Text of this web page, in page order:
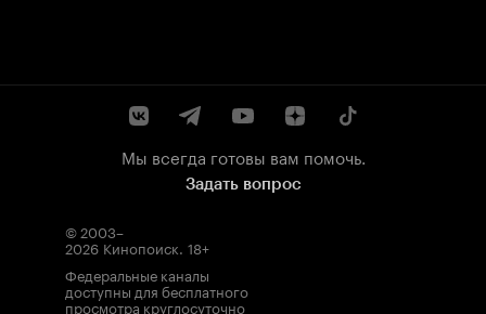
Мы всегда готовы вам помочь.
Задать вопрос
© 2003–
2026 Кинопоиск. 18+
Федеральные каналы
доступны для бесплатного
просмотра круглосуточно